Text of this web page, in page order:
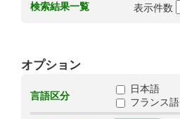
検索結果一覧 表示件数
オプション
言語区分
日本語
フランス語